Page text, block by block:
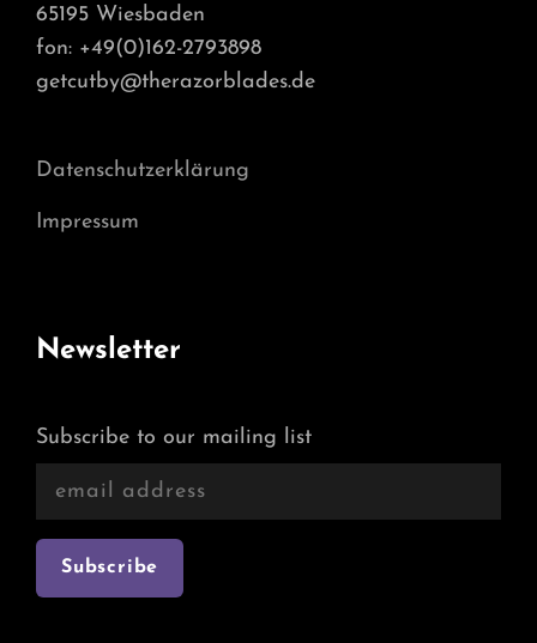
65195 Wiesbaden
fon: +49(0)162-2793898
getcutby@therazorblades.de
Datenschutzerklärung
Impressum
Newsletter
Subscribe to our mailing list